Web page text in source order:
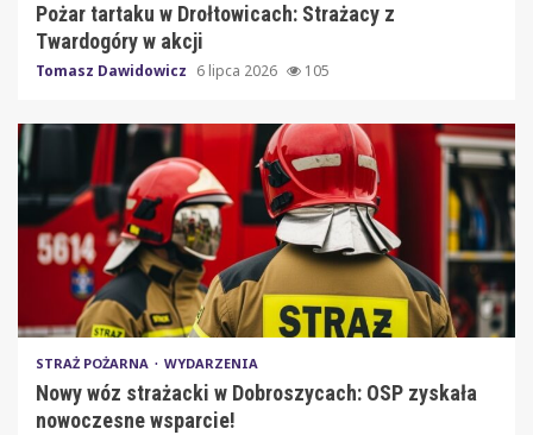
Pożar tartaku w Drołtowicach: Strażacy z
Twardogóry w akcji
Tomasz Dawidowicz 6 lipca 2026 105
STRAŻ POŻARNA WYDARZENIA
Nowy wóz strażacki w Dobroszycach: OSP zyskała
nowoczesne wsparcie!